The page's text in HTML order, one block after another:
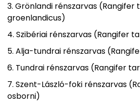
Grönlandi rénszarvas (Rangifer
groenlandicus)
Szibériai rénszarvas (Rangifer
Alja-tundrai rénszarvas
Tundrai rénszarvas (Rangifer
Szent-László-foki rénszarvas
osborni)